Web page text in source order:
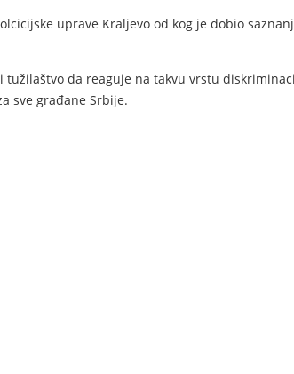
uprave Kraljevo od kog je dobio
da reaguje na takvu vrstu
sve građane Srbije.